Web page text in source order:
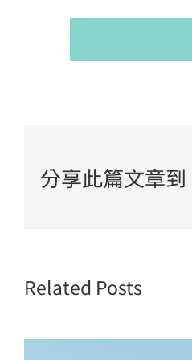
分享此篇文章到
Related Posts